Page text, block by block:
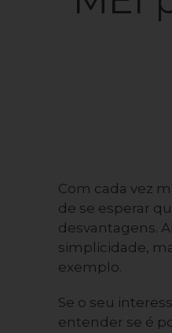
Com cada vez
de se esperar
desvantagens.
simplicidade,
exemplo.
Se o seu
entender se é